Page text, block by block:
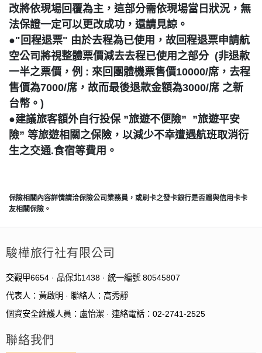
改將依現場回覆為主，這部分需依現場當日狀況，無
法保證一定可以更改成功，還請見諒。
●"回程退票" 由於去程為已使用，故回程退票申請航
空公司將視整體票價減去去程已使用之部分 (非退款
一半之票價，例 : 來回團體機票售價10000/席，去程
售價為7000/席，故而最後退款金額為3000/席 之新
台幣。)
●建議旅客額外自行投保 ”旅遊不便險” ”旅遊平安
險” 等旅遊相關之保險，以減少不幸遭遇航班取消衍
生之交通.食宿等費用。
保險相關內容詳情請洽保險公司業務員，或刷卡之發卡銀行是否贈與信用卡卡
友相關保險。
駿樺旅行社有限公司
交觀甲6654 · 品保北1438 · 統一編號 80545807
代表人：黃啟明 · 聯絡人：高秀靜
個資安全維護人員：盧怡潔 · 連絡電話：02-2741-2525
聯絡我們